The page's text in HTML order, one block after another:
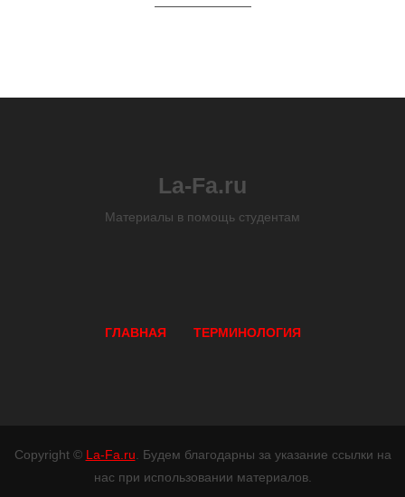
La-Fa.ru
Материалы в помощь студентам
ГЛАВНАЯ ТЕРМИНОЛОГИЯ
Copyright © La-Fa.ru . Будем благодарны за указание ссылки на
нас при использовании материалов.